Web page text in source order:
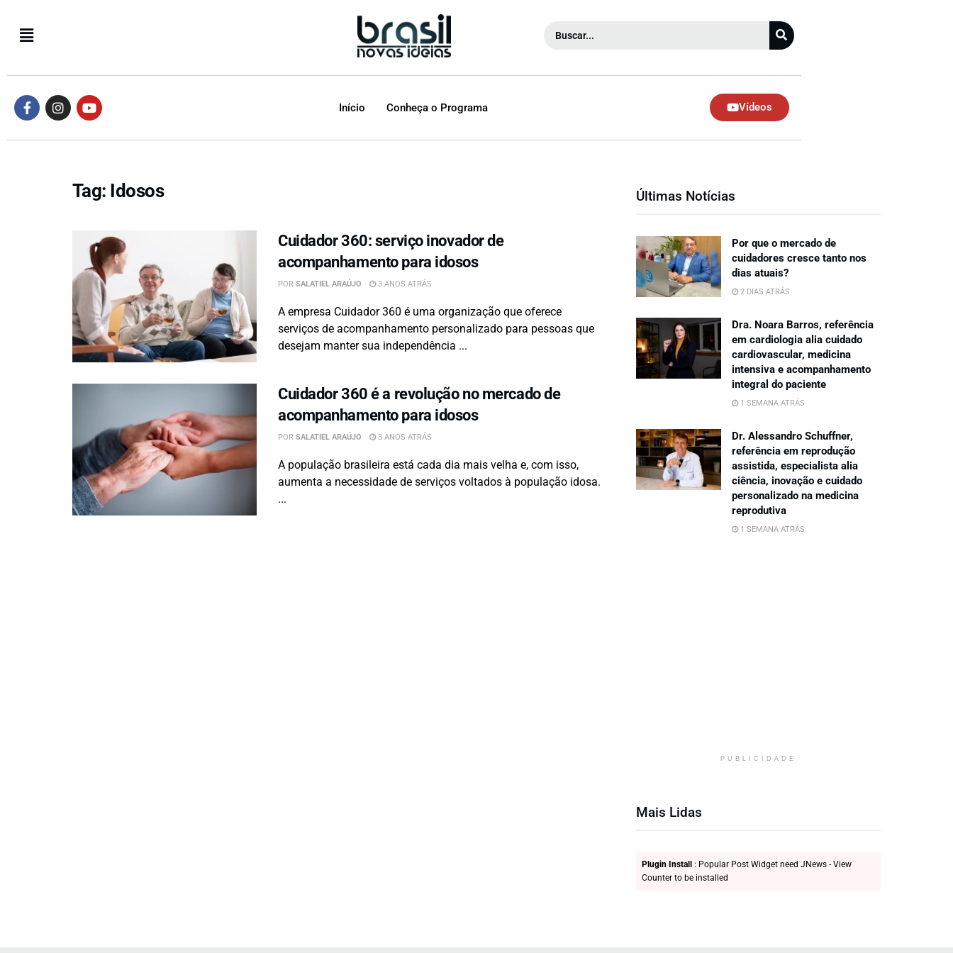
Início Conheça o Programa Vídeos
Tag: Idosos
Cuidador 360: serviço inovador de
acompanhamento para idosos
POR SALATIEL ARAÚJO 3 ANOS ATRÁS
A empresa Cuidador 360 é uma organização que oferece
serviços de acompanhamento personalizado para pessoas que
desejam manter sua independência ...
Cuidador 360 é a revolução no mercado de
acompanhamento para idosos
POR SALATIEL ARAÚJO 3 ANOS ATRÁS
A população brasileira está cada dia mais velha e, com isso,
aumenta a necessidade de serviços voltados à população idosa.
...
Últimas Notícias
Por que o mercado de
cuidadores cresce tanto nos
dias atuais?
2 DIAS ATRÁS
Dra. Noara Barros, referência
em cardiologia alia cuidado
cardiovascular, medicina
intensiva e acompanhamento
integral do paciente
1 SEMANA ATRÁS
Dr. Alessandro Schuffner,
referência em reprodução
assistida, especialista alia
ciência, inovação e cuidado
personalizado na medicina
reprodutiva
1 SEMANA ATRÁS
PUBLICIDADE
Mais Lidas
Plugin Install : Popular Post Widget need JNews - View
Counter to be installed